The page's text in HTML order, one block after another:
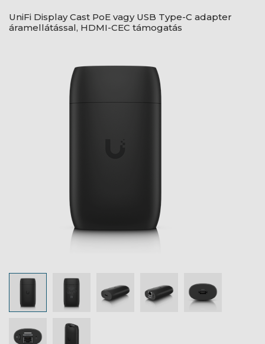
UniFi Display Cast PoE vagy USB Type-C adapter
áramellátással, HDMI-CEC támogatás